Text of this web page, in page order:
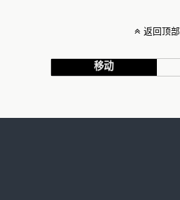
返回顶部
移动